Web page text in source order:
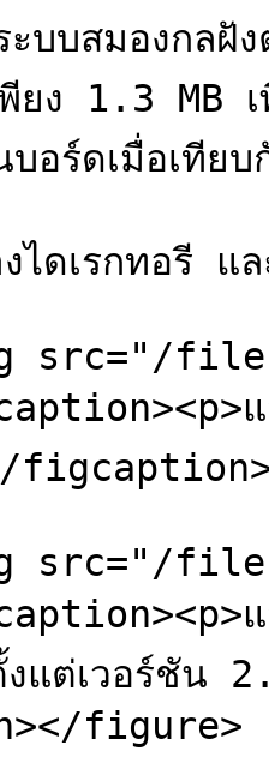
บบสมองกลฝั
ยง 1.3 MB เ
อร์ดเมื่อเทีย
ไดเรกทอรี
src="/files/
แส
src="/files/
แส
งแต่เวอร์ชัน
figure>